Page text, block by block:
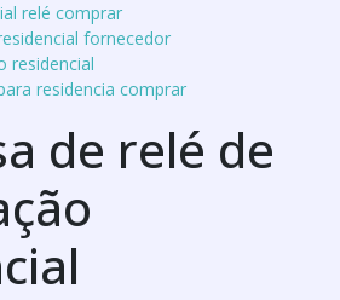
relé comprar
fornecedor
residencial
residencia comprar
de relé de